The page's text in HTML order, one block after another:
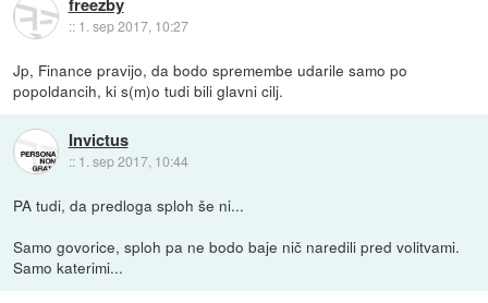
:: 1. sep 2017, 10:27
Jp, Finance pravijo, da bodo spremembe udarile samo po
popoldancih, ki s(m)o tudi bili glavni cilj.
Invictus
:: 1. sep 2017, 10:44
PA tudi, da predloga sploh še ni...
Samo govorice, sploh pa ne bodo baje nič naredili pred volitvami.
Samo katerimi...